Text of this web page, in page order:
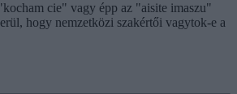
cie" vagy épp az "aisite imaszu"
hogy nemzetközi szakértői vagytok-e a